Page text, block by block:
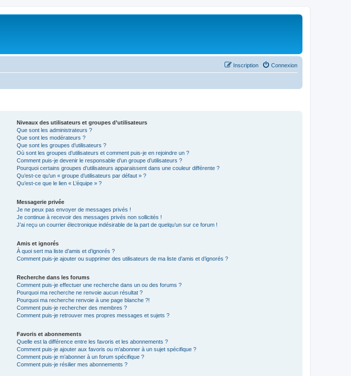
Connexion
Inscription
Niveaux des utilisateurs et groupes d’utilisateurs
Que sont les administrateurs ?
Que sont les modérateurs ?
Que sont les groupes d’utilisateurs ?
Où sont les groupes d’utilisateurs et comment puis-je en rejoindre un ?
Comment puis-je devenir le responsable d’un groupe d’utilisateurs ?
Pourquoi certains groupes d’utilisateurs apparaissent dans une couleur différente ?
Qu’est-ce qu’un « groupe d’utilisateurs par défaut » ?
Qu’est-ce que le lien « L’équipe » ?
Messagerie privée
Je ne peux pas envoyer de messages privés !
Je continue à recevoir des messages privés non sollicités !
J’ai reçu un courrier électronique indésirable de la part de quelqu’un sur ce forum !
Amis et ignorés
À quoi sert ma liste d’amis et d’ignorés ?
Comment puis-je ajouter ou supprimer des utilisateurs de ma liste d’amis et d’ignorés ?
Recherche dans les forums
Comment puis-je effectuer une recherche dans un ou des forums ?
Pourquoi ma recherche ne renvoie aucun résultat ?
Pourquoi ma recherche renvoie à une page blanche ?!
Comment puis-je rechercher des membres ?
Comment puis-je retrouver mes propres messages et sujets ?
Favoris et abonnements
Quelle est la différence entre les favoris et les abonnements ?
Comment puis-je ajouter aux favoris ou m’abonner à un sujet spécifique ?
Comment puis-je m’abonner à un forum spécifique ?
Comment puis-je résilier mes abonnements ?